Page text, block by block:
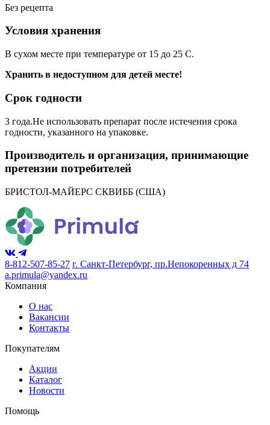
Без рецепта
Условия хранения
В сухом месте при температуре от 15 до 25 С.
Хранить в недоступном для детей месте!
Срок годности
3 года.Не использовать препарат после истечения срока
годности, указанного на упаковке.
Производитель и организация, принимающие
претензии потребителей
БРИСТОЛ-МАЙЕРС СКВИББ (США)
8-812-507-85-27 г. Санкт-Петербург, пр.Непокоренных д 74
a.primula@yandex.ru
Компания
О нас
Вакансии
Контакты
Покупателям
Акции
Каталог
Новости
Помощь